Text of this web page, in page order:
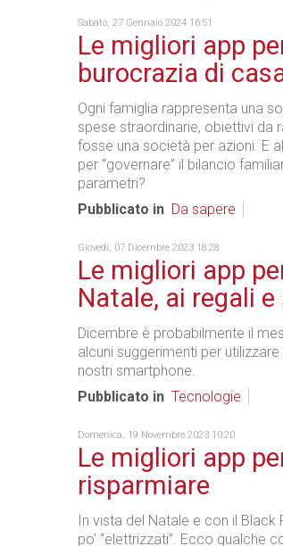
Sabato, 27 Gennaio 2024 16:51
Le migliori app
burocrazia di
Ogni famiglia rappresenta una
spese straordinarie, obiettivi da
fosse una società per azioni. E
per “governare” il bilancio
parametri?
Pubblicato in Da sapere
Giovedì, 07 Dicembre 2023 18:28
Le migliori app
Natale, ai regali
Dicembre è probabilmente il
alcuni suggerimenti per
nostri smartphone.
Pubblicato in Tecnologie
Domenica, 19 Novembre 2023 10:20
Le migliori app
risparmiare
In vista del Natale e con il
po’ “elettrizzati”. Ecco qualche